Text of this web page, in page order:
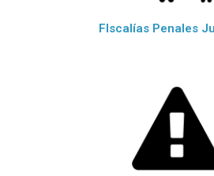
FIscalías Penales